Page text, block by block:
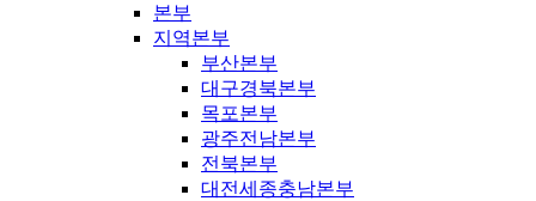
본부
지역본부
부산본부
대구경북본부
목포본부
광주전남본부
전북본부
대전세종충남본부